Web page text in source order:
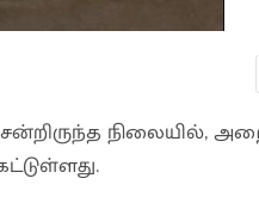
நிலையில்,